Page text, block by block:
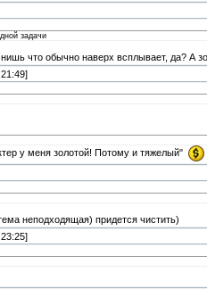
задачи
что обычно наверх всплывает, да? А
у меня золотой! Потому и тяжелый"
неподходящая) придется чистить)